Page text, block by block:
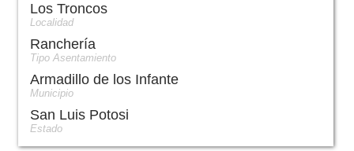
Los Troncos
Localidad
Ranchería
Tipo Asentamiento
Armadillo de los Infante
Municipio
San Luis Potosi
Estado